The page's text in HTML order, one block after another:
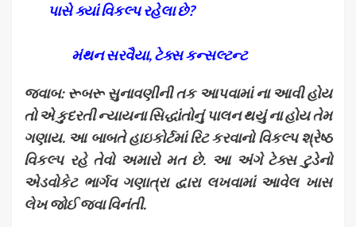
પાસે ક્યાં વિકલ્પ રહેલા છે?
મંથન સરવૈયા, ટેક્સ કન્સલ્ટન્ટ
જવાબ: રૂબરૂ સુનાવણીની તક આપવામાં ના આવી હોય
તો એ કુદરતી ન્યાયના સિદ્ધાંતોનું પાલન થયું ના હોય તેમ
ગણાય. આ બાબતે હાઇકોર્ટમાં રિટ કરવાનો વિકલ્પ શ્રેષ્ઠ
વિકલ્પ રહે તેવો અમારો મત છે. આ અંગે ટેક્સ ટુડેનો
એડવોકેટ ભાર્ગવ ગણાત્રા દ્વારા લખવામાં આવેલ ખાસ
લેખ જોઈ જવા વિનંતી.